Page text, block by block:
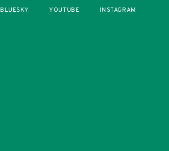
BLUESKY YOUTUBE INSTAGRAM